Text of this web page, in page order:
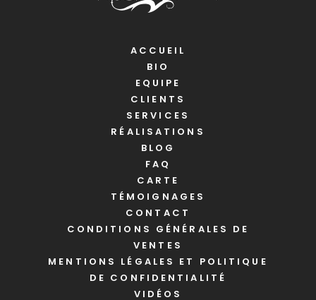
ACCUEIL
BIO
EQUIPE
CLIENTS
SERVICES
RÉALISATIONS
BLOG
FAQ
CARTE
TÉMOIGNAGES
CONTACT
CONDITIONS GÉNÉRALES DE
VENTES
MENTIONS LÉGALES ET POLITIQUE
DE CONFIDENTIALITÉ
VIDÉOS